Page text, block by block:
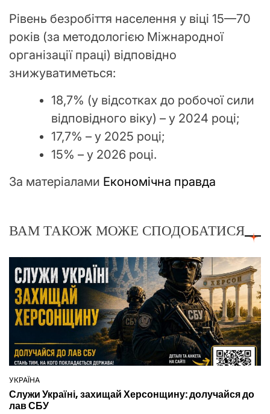
Рівень безробіття населення у віці 15—70
років (за методологією Міжнародної
організації праці) відповідно
знижуватиметься:
18,7% (у відсотках до робочої сили
відповідного віку) – у 2024 році;
17,7% – у 2025 році;
15% – у 2026 році.
За матеріалами Економічна правда
ВАМ ТАКОЖ МОЖЕ СПОДОБАТИСЯ
ОПУБЛІКУВАТИ
У
УКРАЇНА
Служи Україні, захищай Херсонщину: долучайся до
лав СБУ